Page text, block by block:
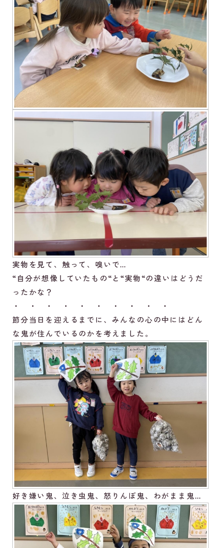
実物を見て、触って、嗅いで…
“自分が想像していたもの“と“実物“の違いはどうだ
ったかな？
・ ・ ・ ・ ・ ・ ・ ・ ・ ・
節分当日を迎えるまでに、みんなの心の中にはどん
な鬼が住んでいるのかを考えました。
好き嫌い鬼、泣き虫鬼、怒りんぼ鬼、わがまま鬼…